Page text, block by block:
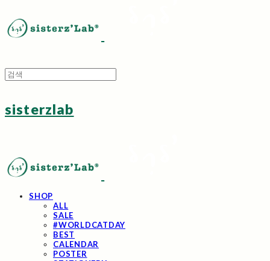
sisterzlab
SHOP
ALL
SALE
#WORLDCATDAY
BEST
CALENDAR
POSTER